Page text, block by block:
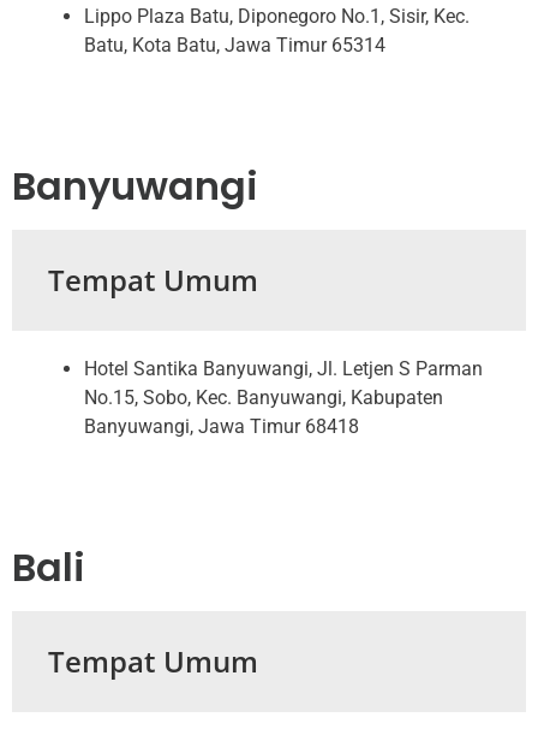
Lippo Plaza Batu, Diponegoro No.1, Sisir, Kec.
Batu, Kota Batu, Jawa Timur 65314
Banyuwangi
Tempat Umum
Hotel Santika Banyuwangi, Jl. Letjen S Parman
No.15, Sobo, Kec. Banyuwangi, Kabupaten
Banyuwangi, Jawa Timur 68418
Bali
Tempat Umum